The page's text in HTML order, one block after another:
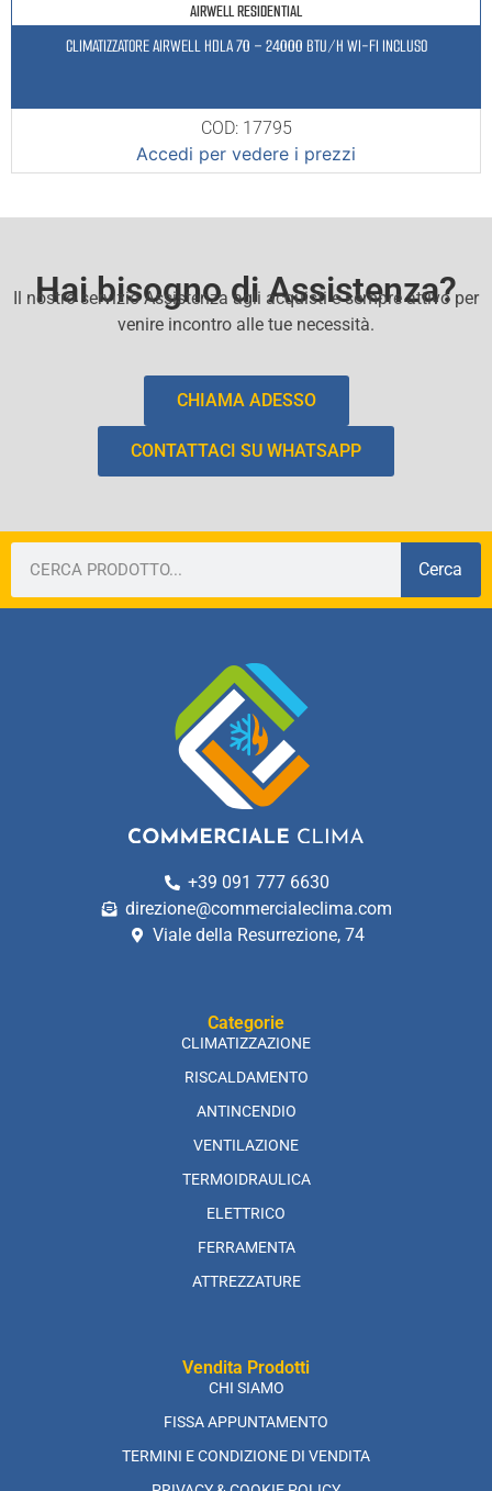
AIRWELL RESIDENTIAL
CLIMATIZZATORE AIRWELL HDLA 70 – 24000 BTU/H WI-FI INCLUSO
COD: 17795
Accedi per vedere i prezzi
Hai bisogno di Assistenza?
Il nostro servizio Assistenza agli acquisti e sempre attivo per
venire incontro alle tue necessità.
CHIAMA ADESSO
CONTATTACI SU WHATSAPP
Cerca
+39 091 777 6630
direzione@commercialeclima.com
Viale della Resurrezione, 74
Categorie
CLIMATIZZAZIONE
RISCALDAMENTO
ANTINCENDIO
VENTILAZIONE
TERMOIDRAULICA
ELETTRICO
FERRAMENTA
ATTREZZATURE
Vendita Prodotti
CHI SIAMO
FISSA APPUNTAMENTO
TERMINI E CONDIZIONE DI VENDITA